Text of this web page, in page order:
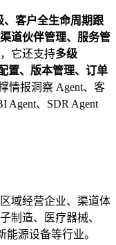
、客户全生命周期跟
道伙伴管理、服务管
它还支持多级
置、版本管理、订单
情报洞察 Agent、客
Agent、SDR Agent
域经营企业、渠道体
制造、医疗器械、
源设备等行业。